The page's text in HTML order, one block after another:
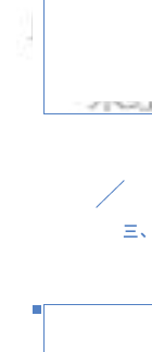
三、